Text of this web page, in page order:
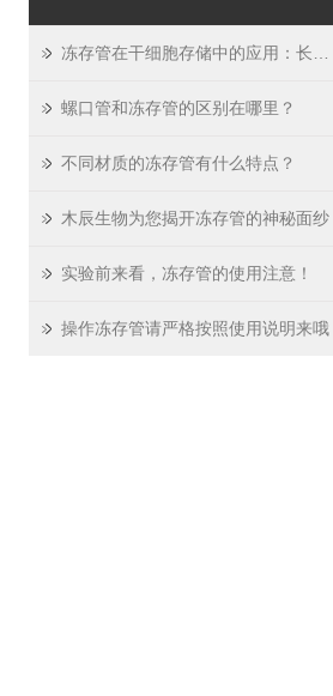
螺口管和冻存管的区别在哪里？
不同材质的冻存管有什么特点？
木辰生物为您揭开冻存管的神秘面纱
实验前来看，冻存管的使用注意！
操作冻存管请严格按照使用说明来哦